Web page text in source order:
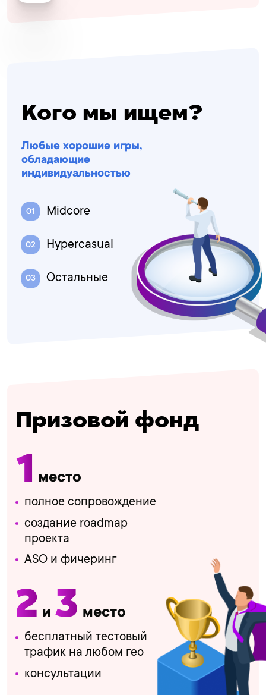
Кого мы ищем?
Любые хорошие игры,
обладающие
индивидуальностью
Midcore
Hypercasual
Остальные
Призовой фонд
1 место
полное сопровождение
создание roadmap
проекта
ASO и фичеринг
2 и 3 место
бесплатный тестовый
трафик на любом гео
консультации